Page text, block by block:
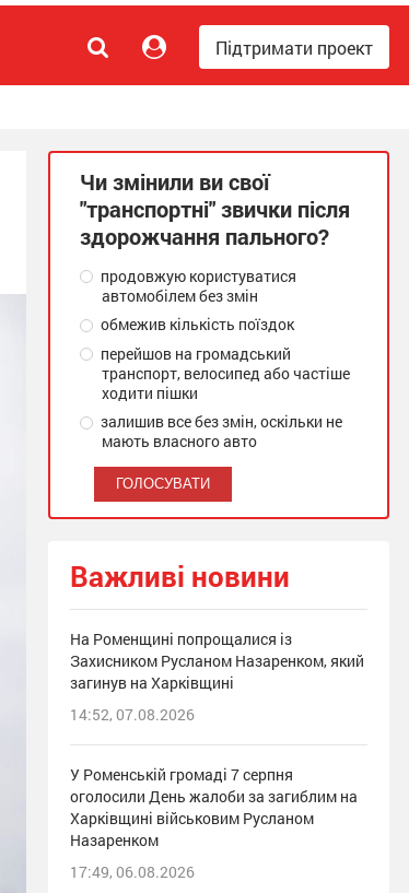
Підтримати проект
Чи змінили ви свої
"транспортні" звички після
здорожчання пального?
продовжую користуватися
автомобілем без змін
обмежив кількість поїздок
перейшов на громадський
транспорт, велосипед або частіше
ходити пішки
залишив все без змін, оскільки не
мають власного авто
Важливі новини
На Роменщині попрощалися із
Захисником Русланом Назаренком, який
загинув на Харківщині
14:52, 07.08.2026
У Роменській громаді 7 серпня
оголосили День жалоби за загиблим на
Харківщині військовим Русланом
Назаренком
17:49, 06.08.2026